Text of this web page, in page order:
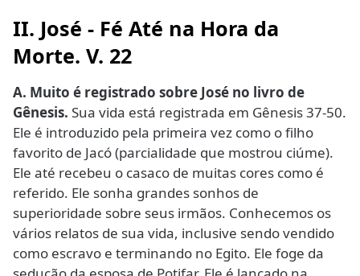
II. José - Fé Até na Hora da
Morte. V. 22
A. Muito é registrado sobre José no livro de
Gênesis. Sua vida está registrada em Gênesis 37-50.
Ele é introduzido pela primeira vez como o filho
favorito de Jacó (parcialidade que mostrou ciúme).
Ele até recebeu o casaco de muitas cores como é
referido. Ele sonha grandes sonhos de
superioridade sobre seus irmãos. Conhecemos os
vários relatos de sua vida, inclusive sendo vendido
como escravo e terminando no Egito. Ele foge da